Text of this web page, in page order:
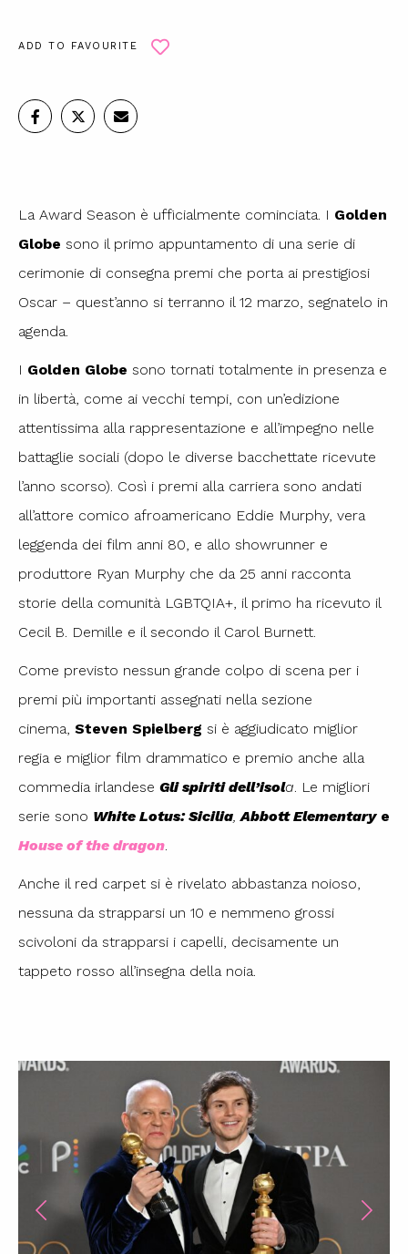
ADD TO FAVOURITE
La Award Season è ufficialmente cominciata. I Golden
Globe sono il primo appuntamento di una serie di
cerimonie di consegna premi che porta ai prestigiosi
Oscar – quest’anno si terranno il 12 marzo, segnatelo in
agenda.
I Golden Globe sono tornati totalmente in presenza e
in libertà, come ai vecchi tempi, con un’edizione
attentissima alla rappresentazione e all’impegno nelle
battaglie sociali (dopo le diverse bacchettate ricevute
l’anno scorso). Così i premi alla carriera sono andati
all’attore comico afroamericano Eddie Murphy, vera
leggenda dei film anni 80, e allo showrunner e
produttore Ryan Murphy che da 25 anni racconta
storie della comunità LGBTQIA+, il primo ha ricevuto il
Cecil B. Demille e il secondo il Carol Burnett.
Come previsto nessun grande colpo di scena per i
premi più importanti assegnati nella sezione
cinema, Steven Spielberg si è aggiudicato miglior
regia e miglior film drammatico e premio anche alla
commedia irlandese Gli spiriti dell’isola . Le migliori
serie sono White Lotus: Sicilia ,Abbott Elementarye
House of the dragon
Anche il red carpet si è rivelato abbastanza noioso,
nessuna da strapparsi un 10 e nemmeno grossi
scivoloni da strapparsi i capelli, decisamente un
tappeto rosso all’insegna della noia.